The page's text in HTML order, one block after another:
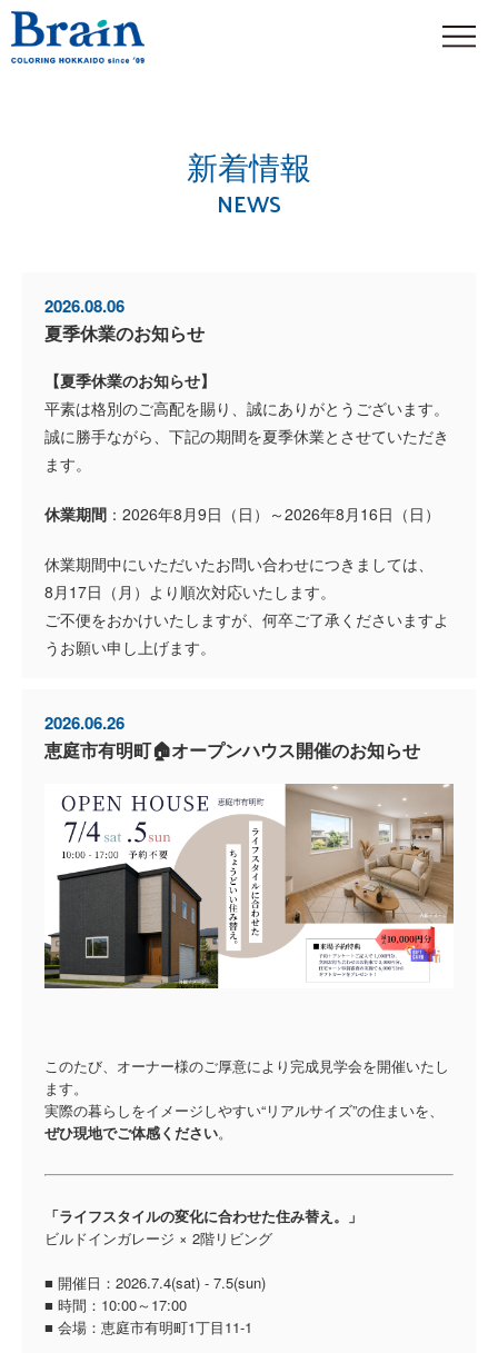
新着情報
NEWS
2026.08.06
夏季休業のお知らせ
【夏季休業のお知らせ】
平素は格別のご高配を賜り、誠にありがとうございます。
誠に勝手ながら、下記の期間を夏季休業とさせていただき
ます。
休業期間 ：2026年8月9日（日）～2026年8月16日（日）
休業期間中にいただいたお問い合わせにつきましては、
8月17日（月）より順次対応いたします。
ご不便をおかけいたしますが、何卒ご了承くださいますよ
うお願い申し上げます。
2026.06.26
恵庭市有明町🏠オープンハウス開催のお知らせ
このたび、オーナー様のご厚意により完成見学会を開催いたし
ます。
実際の暮らしをイメージしやすい“リアルサイズ”の住まいを、
ぜひ現地でご体感ください。
「ライフスタイルの変化に合わせた住み替え。」
ビルドインガレージ × 2階リビング
■ 開催日：2026.7.4(sat) - 7.5(sun)
■ 時間：10:00～17:00
■ 会場：恵庭市有明町1丁目11-1